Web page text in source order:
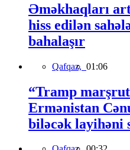
Əməkhaqları
hiss edilən
bahalaşır
Qafqaz, 01:06
“Tramp
Ermənistan
biləcək